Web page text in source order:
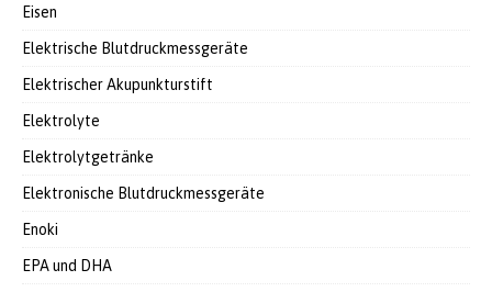
Eisen
Elektrische Blutdruckmessgeräte
Elektrischer Akupunkturstift
Elektrolyte
Elektrolytgetränke
Elektronische Blutdruckmessgeräte
Enoki
EPA und DHA